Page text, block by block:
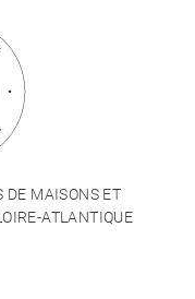
DE MAISONS ET
ATLANTIQUE